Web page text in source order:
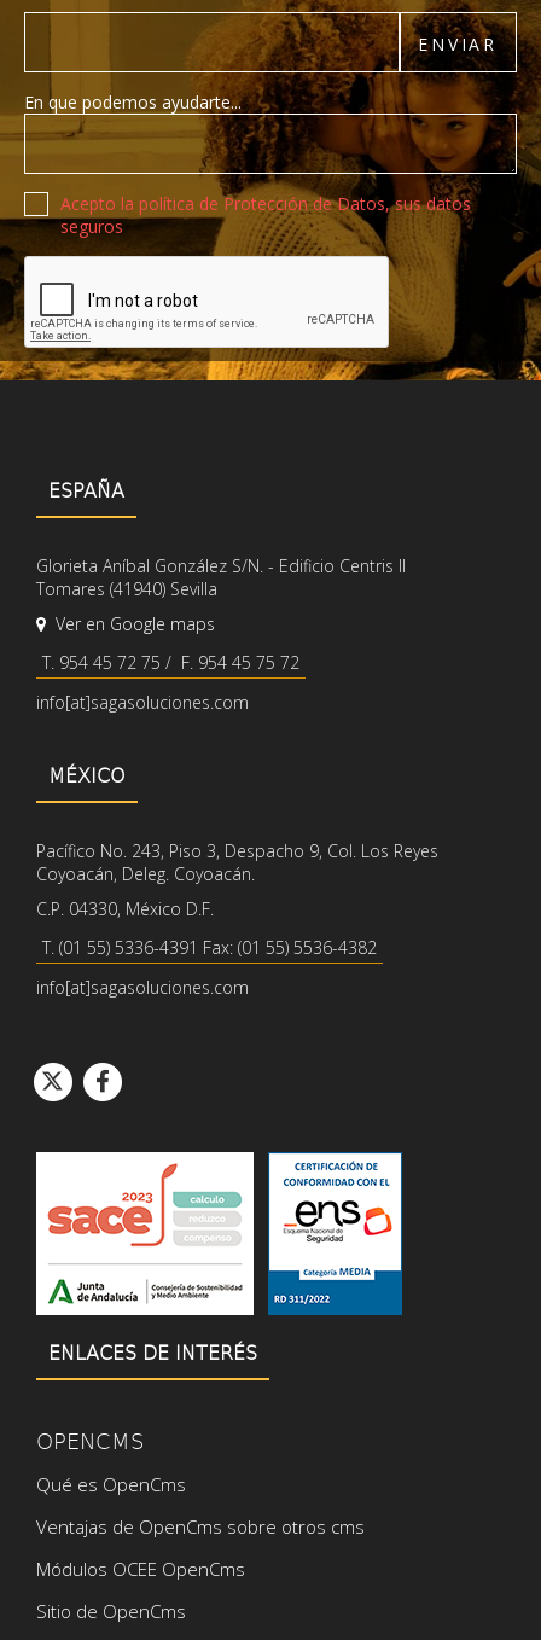
En que podemos ayudarte...
Política de privacidad
Acepto la política de Protección de Datos, sus datos
seguros
Recaptcha de Google
ENVIAR
ESPAÑA
Glorieta Aníbal González S/N. - Edificio Centris II
Tomares (41940) Sevilla
Ver en Google maps
T. 954 45 72 75 / F. 954 45 75 72
info[at]sagasoluciones.com
MÉXICO
Pacífico No. 243, Piso 3, Despacho 9, Col. Los Reyes
Coyoacán, Deleg. Coyoacán.
C.P. 04330, México D.F.
T. (01 55) 5336-4391 Fax: (01 55) 5536-4382
info[at]sagasoluciones.com
Icono de
Icono de Twitter
Icono de
Icono de Facebook
ENLACES DE INTERÉS
OPENCMS
Qué es OpenCms
Ventajas de OpenCms sobre otros cms
Módulos OCEE OpenCms
Sitio de OpenCms